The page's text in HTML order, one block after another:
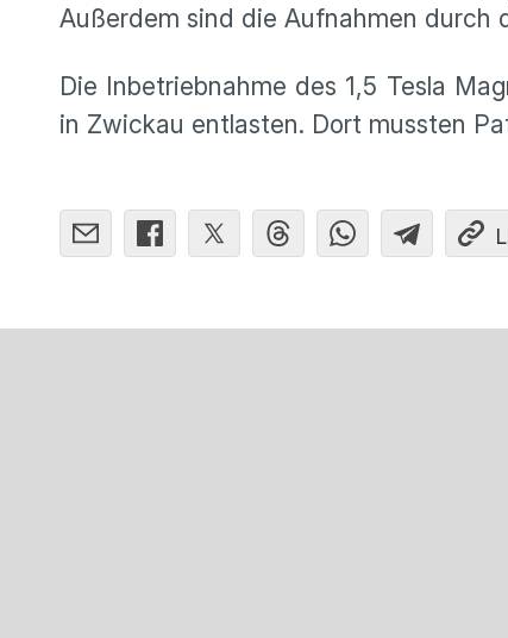
Außerdem sind die Aufnahmen durch
Die Inbetriebnahme des 1,5 Tesla
in Zwickau entlasten. Dort mussten